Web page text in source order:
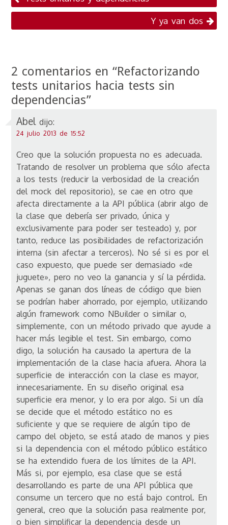
Y ya van dos
2 comentarios en “Refactorizando
tests unitarios hacia tests sin
dependencias”
Abel dijo:
24 julio 2013 de 15:52
Creo que la solución propuesta no es adecuada.
Tratando de resolver un problema que sólo afecta
a los tests (reducir la verbosidad de la creación
del mock del repositorio), se cae en otro que
afecta directamente a la API pública (abrir algo de
la clase que debería ser privado, única y
exclusivamente para poder ser testeado) y, por
tanto, reduce las posibilidades de refactorización
interna (sin afectar a terceros). No sé si es por el
caso expuesto, que puede ser demasiado «de
juguete», pero no veo la ganancia y sí la pérdida.
Apenas se ganan dos líneas de código que bien
se podrían haber ahorrado, por ejemplo, utilizando
algún framework como NBuilder o similar o,
simplemente, con un método privado que ayude a
hacer más legible el test. Sin embargo, como
digo, la solución ha causado la apertura de la
implementación de la clase hacia afuera. Ahora la
superficie de interacción con la clase es mayor,
innecesariamente. En su diseño original esa
superficie era menor, y lo era por algo. Si un día
se decide que el método estático no es
suficiente y que se requiere de algún tipo de
campo del objeto, se está atado de manos y pies
si la dependencia con el método público estático
se ha extendido fuera de los límites de la API.
Más si, por ejemplo, esa clase que se está
desarrollando es parte de una API pública que
consume un tercero que no está bajo control. En
general, creo que la solución pasa realmente por,
o bien simplificar la dependencia desde un